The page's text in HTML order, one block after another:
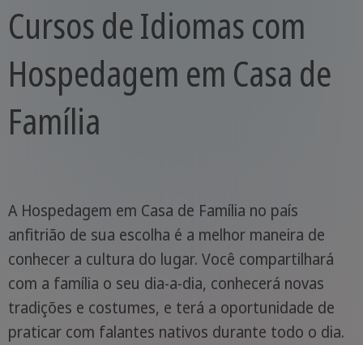
Cursos de Idiomas com
Hospedagem em Casa de
Família
A Hospedagem em Casa de Família no país
anfitrião de sua escolha é a melhor maneira de
conhecer a cultura do lugar. Você compartilhará
com a família o seu dia-a-dia, conhecerá novas
tradições e costumes, e terá a oportunidade de
praticar com falantes nativos durante todo o dia.